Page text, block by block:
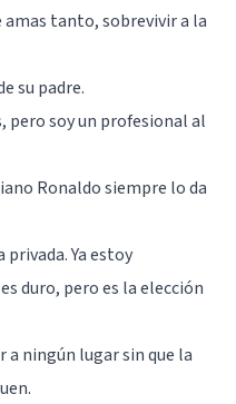
amas tanto, sobrevivir a la
su padre.
pero soy un profesional al
Ronaldo siempre lo da
Ya estoy
duro, pero es la elección
ningún lugar sin que la